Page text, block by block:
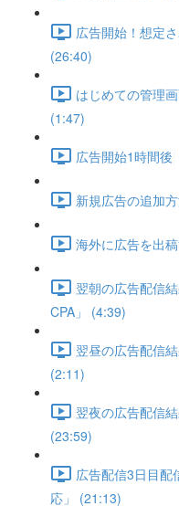
広告開始！想定
(26:40)
はじめての管理
(1:47)
広告開始1時間後
新規広告の追加
海外に広告を出
翌朝の広告配信
CPA」 (4:39)
翌昼の広告配信
(2:11)
翌夜の広告配信
(23:59)
広告配信3日目配
応」 (21:13)